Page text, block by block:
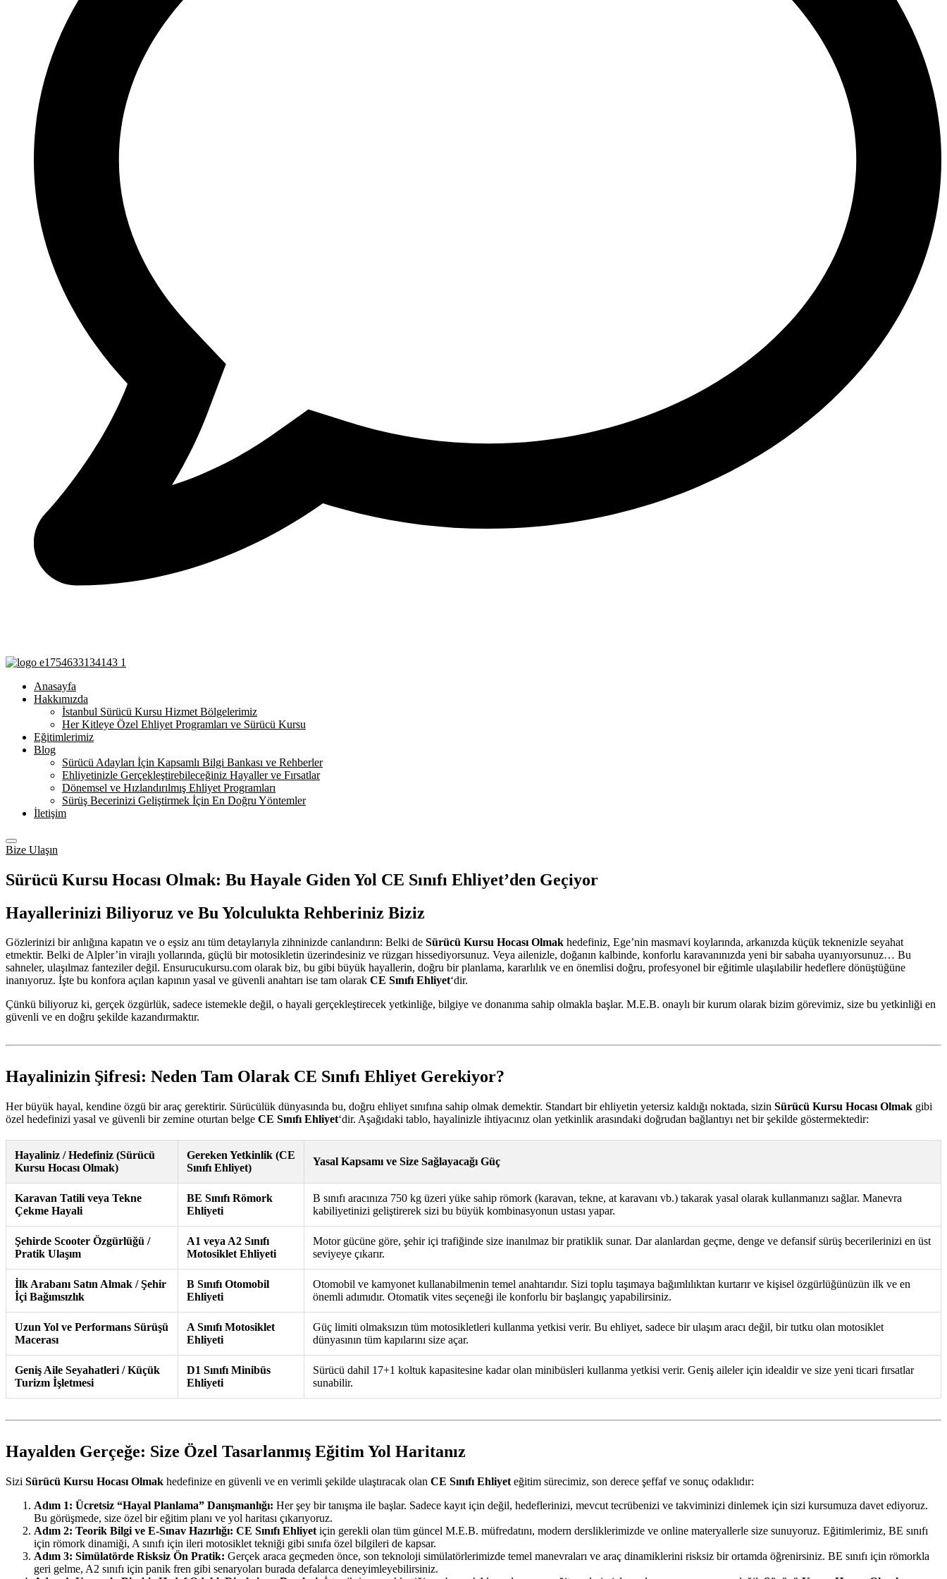
Anasayfa
Hakkımızda
İstanbul Sürücü Kursu Hizmet Bölgelerimiz
Her Kitleye Özel Ehliyet Programları ve Sürücü Kursu
Eğitimlerimiz
Blog
Sürücü Adayları İçin Kapsamlı Bilgi Bankası ve Rehberler
Ehliyetinizle Gerçekleştirebileceğiniz Hayaller ve Fırsatlar
Dönemsel ve Hızlandırılmış Ehliyet Programları
Sürüş Becerinizi Geliştirmek İçin En Doğru Yöntemler
İletişim
Bize Ulaşın
Sürücü Kursu Hocası Olmak: Bu Hayale Giden Yol CE Sınıfı Ehliyet’den Geçiyor
Hayallerinizi Biliyoruz ve Bu Yolculukta Rehberiniz Biziz
Gözlerinizi bir anlığına kapatın ve o eşsiz anı tüm detaylarıyla zihninizde canlandırın: Belki de Sürücü Kursu Hocası Olmak hedefiniz, Ege’nin masmavi koylarında, arkanızda küçük teknenizle seyahat
etmektir. Belki de Alpler’in virajlı yollarında, güçlü bir motosikletin üzerindesiniz ve rüzgarı hissediyorsunuz. Veya ailenizle, doğanın kalbinde, konforlu karavanınızda yeni bir sabaha uyanıyorsunuz… Bu
sahneler, ulaşılmaz fanteziler değil. Ensurucukursu.com olarak biz, bu gibi büyük hayallerin, doğru bir planlama, kararlılık ve en önemlisi doğru, profesyonel bir eğitimle ulaşılabilir hedeflere dönüştüğüne
inanıyoruz. İşte bu konfora açılan kapının yasal ve güvenli anahtarı ise tam olarak CE Sınıfı Ehliyet‘dir.
Çünkü biliyoruz ki, gerçek özgürlük, sadece istemekle değil, o hayali gerçekleştirecek yetkinliğe, bilgiye ve donanıma sahip olmakla başlar. M.E.B. onaylı bir kurum olarak bizim görevimiz, size bu yetkinliği en
güvenli ve en doğru şekilde kazandırmaktır.
Hayalinizin Şifresi: Neden Tam Olarak CE Sınıfı Ehliyet Gerekiyor?
Her büyük hayal, kendine özgü bir araç gerektirir. Sürücülük dünyasında bu, doğru ehliyet sınıfına sahip olmak demektir. Standart bir ehliyetin yetersiz kaldığı noktada, sizin Sürücü Kursu Hocası Olmak gibi
özel hedefinizi yasal ve güvenli bir zemine oturtan belge CE Sınıfı Ehliyet‘dir. Aşağıdaki tablo, hayalinizle ihtiyacınız olan yetkinlik arasındaki doğrudan bağlantıyı net bir şekilde göstermektedir:
Hayaliniz / Hedefiniz (Sürücü
Kursu Hocası Olmak)
Gereken Yetkinlik (CE
Sınıfı Ehliyet)
Yasal Kapsamı ve Size Sağlayacağı Güç
Karavan Tatili veya Tekne
Çekme Hayali
BE Sınıfı Römork
Ehliyeti
B sınıfı aracınıza 750 kg üzeri yüke sahip römork (karavan, tekne, at karavanı vb.) takarak yasal olarak kullanmanızı sağlar. Manevra
kabiliyetinizi geliştirerek sizi bu büyük kombinasyonun ustası yapar.
Şehirde Scooter Özgürlüğü /
Pratik Ulaşım
A1 veya A2 Sınıfı
Motosiklet Ehliyeti
Motor gücüne göre, şehir içi trafiğinde size inanılmaz bir pratiklik sunar. Dar alanlardan geçme, denge ve defansif sürüş becerilerinizi en üst
seviyeye çıkarır.
İlk Arabanı Satın Almak / Şehir
İçi Bağımsızlık
B Sınıfı Otomobil
Ehliyeti
Otomobil ve kamyonet kullanabilmenin temel anahtarıdır. Sizi toplu taşımaya bağımlılıktan kurtarır ve kişisel özgürlüğünüzün ilk ve en
önemli adımıdır. Otomatik vites seçeneği ile konforlu bir başlangıç yapabilirsiniz.
Uzun Yol ve Performans Sürüşü
Macerası
A Sınıfı Motosiklet
Ehliyeti
Güç limiti olmaksızın tüm motosikletleri kullanma yetkisi verir. Bu ehliyet, sadece bir ulaşım aracı değil, bir tutku olan motosiklet
dünyasının tüm kapılarını size açar.
Geniş Aile Seyahatleri / Küçük
Turizm İşletmesi
D1 Sınıfı Minibüs
Ehliyeti
Sürücü dahil 17+1 koltuk kapasitesine kadar olan minibüsleri kullanma yetkisi verir. Geniş aileler için idealdir ve size yeni ticari fırsatlar
sunabilir.
Hayalden Gerçeğe: Size Özel Tasarlanmış Eğitim Yol Haritanız
Sizi Sürücü Kursu Hocası Olmak hedefinize en güvenli ve en verimli şekilde ulaştıracak olan CE Sınıfı Ehliyet eğitim sürecimiz, son derece şeffaf ve sonuç odaklıdır:
Adım 1: Ücretsiz “Hayal Planlama” Danışmanlığı: Her şey bir tanışma ile başlar. Sadece kayıt için değil, hedeflerinizi, mevcut tecrübenizi ve takviminizi dinlemek için sizi kursumuza davet ediyoruz.
Bu görüşmede, size özel bir eğitim planı ve yol haritası çıkarıyoruz.
Adım 2: Teorik Bilgi ve E-Sınav Hazırlığı: CE Sınıfı Ehliyet için gerekli olan tüm güncel M.E.B. müfredatını, modern dersliklerimizde ve online materyallerle size sunuyoruz. Eğitimlerimiz, BE sınıfı
için römork dinamiği, A sınıfı için ileri motosiklet tekniği gibi sınıfa özel bilgileri de kapsar.
Adım 3: Simülatörde Risksiz Ön Pratik: Gerçek araca geçmeden önce, son teknoloji simülatörlerimizde temel manevraları ve araç dinamiklerini risksiz bir ortamda öğrenirsiniz. BE sınıfı için römorkla
geri gelme, A2 sınıfı için panik fren gibi senaryoları burada defalarca deneyimleyebilirsiniz.